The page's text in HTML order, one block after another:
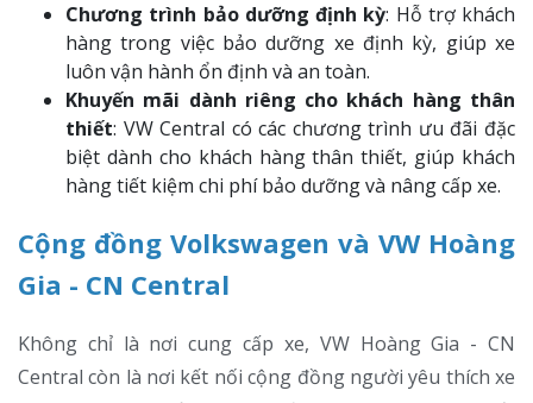
Chương trình bảo dưỡng định kỳ: Hỗ trợ khách
hàng trong việc bảo dưỡng xe định kỳ, giúp xe
luôn vận hành ổn định và an toàn.
Khuyến mãi dành riêng cho khách hàng thân
thiết: VW Central có các chương trình ưu đãi đặc
biệt dành cho khách hàng thân thiết, giúp khách
hàng tiết kiệm chi phí bảo dưỡng và nâng cấp xe.
Cộng đồng Volkswagen và VW Hoàng
Gia - CN Central
Không chỉ là nơi cung cấp xe, VW Hoàng Gia - CN
Central còn là nơi kết nối cộng đồng người yêu thích xe